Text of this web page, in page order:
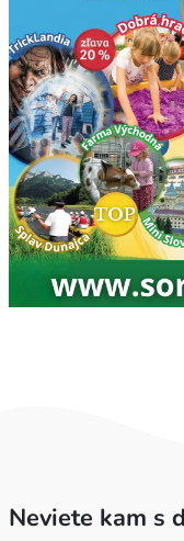
Neviete kam s